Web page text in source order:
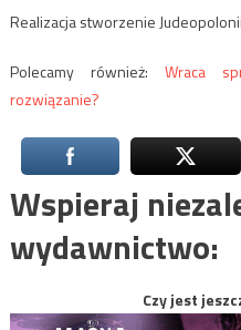
Realizacja stworzenie
Polecamy również: Wraca
rozwiązanie?
Wspieraj
wydawnictwo:
Czy jest